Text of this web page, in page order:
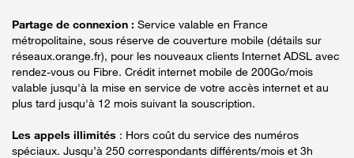
Partage de connexion : Service valable en France
métropolitaine, sous réserve de couverture mobile (détails sur
réseaux.orange.fr), pour les nouveaux clients Internet ADSL avec
rendez-vous ou Fibre. Crédit internet mobile de 200Go/mois
valable jusqu'à la mise en service de votre accès internet et au
plus tard jusqu'à 12 mois suivant la souscription.
Les appels illimités : Hors coût du service des numéros
spéciaux. Jusqu’à 250 correspondants différents/mois et 3h